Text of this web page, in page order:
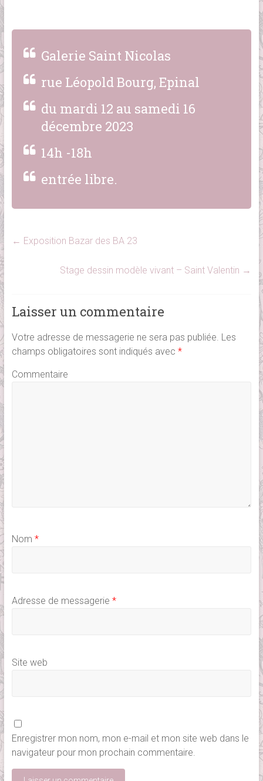
Galerie Saint Nicolas
rue Léopold Bourg, Epinal
du mardi 12 au samedi 16
décembre 2023
14h -18h
entrée libre.
← Exposition Bazar des BA 23
Stage dessin modèle vivant – Saint Valentin →
Laisser un commentaire
Votre adresse de messagerie ne sera pas publiée. Les
champs obligatoires sont indiqués avec *
Commentaire
Nom *
Adresse de messagerie *
Site web
Enregistrer mon nom, mon e-mail et mon site web dans le
navigateur pour mon prochain commentaire.